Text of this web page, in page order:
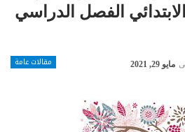
الفصل الدراسي
مقالات عامة مايو 29, 2021